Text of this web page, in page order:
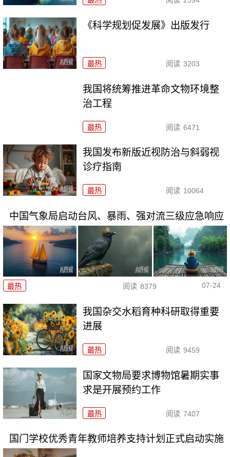
《科学规划促发展》出版发行
最热 阅读 3203
我国将统筹推进革命文物环境整
治工程
最热 阅读 6471
我国发布新版近视防治与斜弱视
诊疗指南
最热 阅读 10064
中国气象局启动台风、暴雨、强对流三级应急响应
最热 阅读 8379 07-24
我国杂交水稻育种科研取得重要
进展
最热 阅读 9459
国家文物局要求博物馆暑期实事
求是开展预约工作
最热 阅读 7407
国门学校优秀青年教师培养支持计划正式启动实施